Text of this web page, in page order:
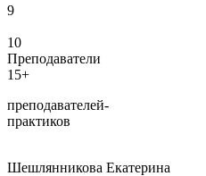
9
10
Преподаватели
15+
преподавателей-
практиков
Шешлянникова Екатерина